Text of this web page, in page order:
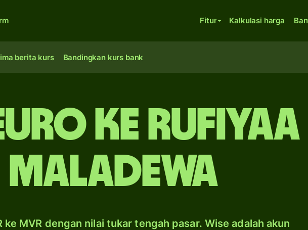
Fitur Kalkulasi harga
berita kurs Bandingkan kurs bank
ke rufiyaa
Maladewa
ke MVR dengan nilai tukar tengah pasar. Wise adalah akun